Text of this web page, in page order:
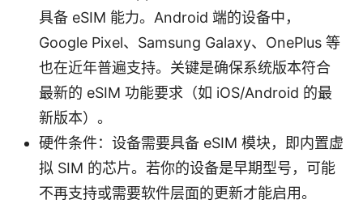
具备 eSIM 能力。Android 端的设备中，
Google Pixel、Samsung Galaxy、OnePlus 等
也在近年普遍支持。关键是确保系统版本符合
最新的 eSIM 功能要求（如 iOS/Android 的最
新版本）。
硬件条件：设备需要具备 eSIM 模块，即内置虚
拟 SIM 的芯片。若你的设备是早期型号，可能
不再支持或需要软件层面的更新才能启用。